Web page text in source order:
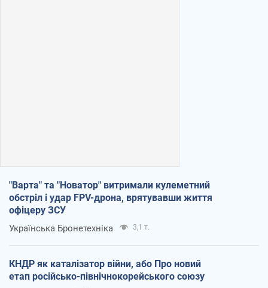
"Варта" та "Новатор" витримали кулеметний
обстріл і удар FPV-дрона, врятувавши життя
офіцеру ЗСУ
Українська Бронетехніка 3,1 т.
КНДР як каталізатор війни, або Про новий
етап російсько-північнокорейського союзу